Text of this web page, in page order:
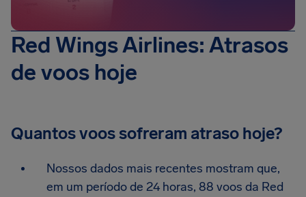
Red Wings Airlines: Atrasos
de voos hoje
Quantos voos sofreram atraso hoje?
Nossos dados mais recentes mostram que,
em um período de 24 horas, 88 voos da Red